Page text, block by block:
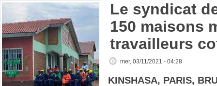
Le syndicat
150 maisons
travailleurs
mer, 03/11/2021 - 04:28
KINSHASA, PARIS,